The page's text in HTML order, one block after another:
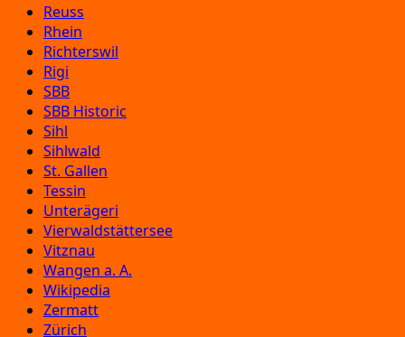
Reuss
Rhein
Richterswil
Rigi
SBB
SBB Historic
Sihl
Sihlwald
St. Gallen
Tessin
Unterägeri
Vierwaldstättersee
Vitznau
Wangen a. A.
Wikipedia
Zermatt
Zürich